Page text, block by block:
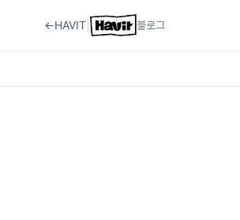
←HAVIT 블로그